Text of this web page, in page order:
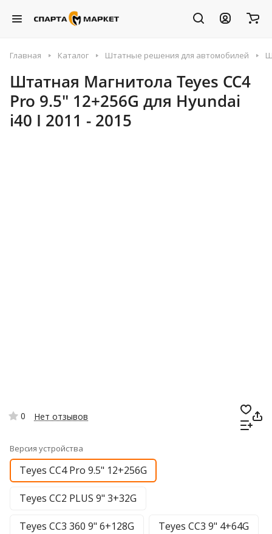
Главная Каталог Штатные решения для автомобилей
Штатная Магнитола Teyes CC4
Pro 9.5" 12+256G для Hyundai
i40 I 2011 - 2015
0 Нет отзывов
Версия устройства
Teyes CC4 Pro 9.5" 12+256G
Teyes CC2 PLUS 9" 3+32G
Teyes CC3 360 9" 6+128G Teyes CC3 9" 4+64G